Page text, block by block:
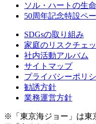
ソル・ハートの生
50周年記念特設ペ
SDGsの取り組み
家庭のリスクチェ
社内活動アルバム
サイトマップ
プライバシーポリ
勧誘方針
業務運営方針
※「東京海ジョー」は東